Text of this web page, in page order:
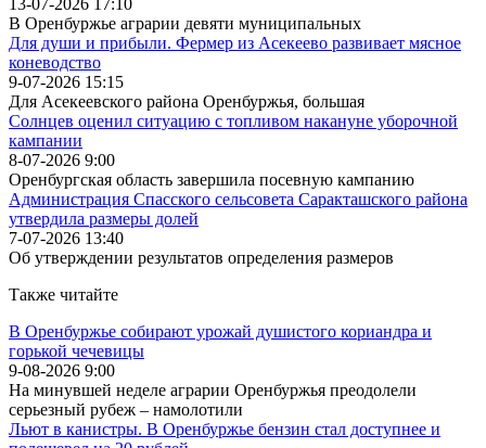
13-07-2026 17:10
В Оренбуржье аграрии девяти муниципальных
Для души и прибыли. Фермер из Асекеево развивает мясное
коневодство
9-07-2026 15:15
Для Асекеевского района Оренбуржья, большая
Солнцев оценил ситуацию с топливом накануне уборочной
кампании
8-07-2026 9:00
Оренбургская область завершила посевную кампанию
Администрация Спасского сельсовета Саракташского района
утвердила размеры долей
7-07-2026 13:40
Об утверждении результатов определения размеров
Также читайте
В Оренбуржье собирают урожай душистого кориандра и
горькой чечевицы
9-08-2026 9:00
На минувшей неделе аграрии Оренбуржья преодолели
серьезный рубеж – намолотили
Льют в канистры. В Оренбуржье бензин стал доступнее и